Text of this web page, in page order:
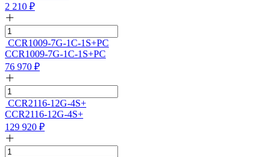
2 210 ₽
CCR1009-7G-1C-1S+PC
CCR1009-7G-1C-1S+PC
76 970 ₽
CCR2116-12G-4S+
CCR2116-12G-4S+
129 920 ₽